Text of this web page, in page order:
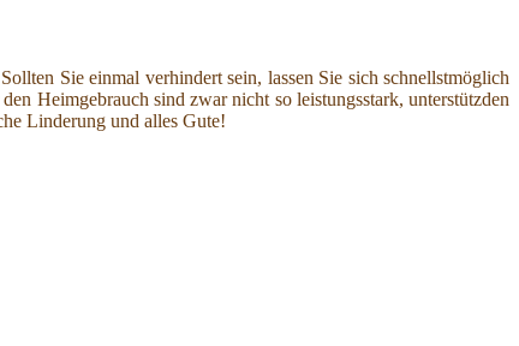
Sie einmal verhindert sein, lassen Sie sich schnellstmöglich
Heimgebrauch sind zwar nicht so leistungsstark, unterstützden
Linderung und alles Gute!